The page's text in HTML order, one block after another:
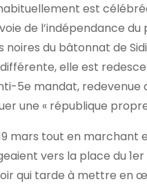
est
de l’indépendance
du bâtonnat de
elle est
5e mandat,
une « république
19 mars tout en
vers la place du
qui tarde à mettre en